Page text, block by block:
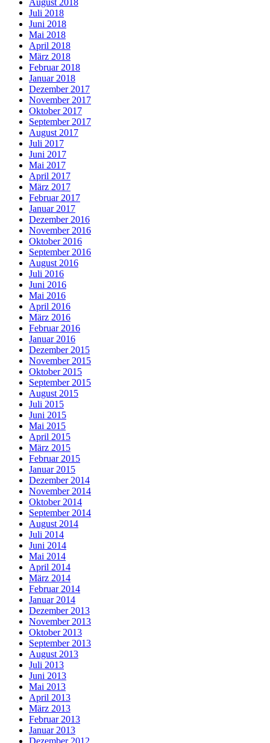
August 2018
Juli 2018
Juni 2018
Mai 2018
April 2018
März 2018
Februar 2018
Januar 2018
Dezember 2017
November 2017
Oktober 2017
September 2017
August 2017
Juli 2017
Juni 2017
Mai 2017
April 2017
März 2017
Februar 2017
Januar 2017
Dezember 2016
November 2016
Oktober 2016
September 2016
August 2016
Juli 2016
Juni 2016
Mai 2016
April 2016
März 2016
Februar 2016
Januar 2016
Dezember 2015
November 2015
Oktober 2015
September 2015
August 2015
Juli 2015
Juni 2015
Mai 2015
April 2015
März 2015
Februar 2015
Januar 2015
Dezember 2014
November 2014
Oktober 2014
September 2014
August 2014
Juli 2014
Juni 2014
Mai 2014
April 2014
März 2014
Februar 2014
Januar 2014
Dezember 2013
November 2013
Oktober 2013
September 2013
August 2013
Juli 2013
Juni 2013
Mai 2013
April 2013
März 2013
Februar 2013
Januar 2013
Dezember 2012